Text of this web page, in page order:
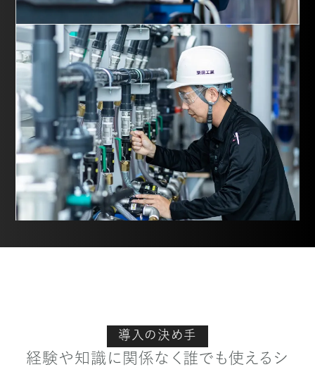
導入の決め手
経験や知識に関係なく誰でも使えるシ